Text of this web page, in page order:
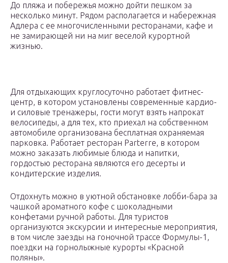
До пляжа и побережья можно дойти пешком за
несколько минут. Рядом располагается и набережная
Адлера с ее многочисленными ресторанами, кафе и
не замирающей ни на миг веселой курортной
жизнью.
Для отдыхающих круглосуточно работает фитнес-
центр, в котором установлены современные кардио-
и силовые тренажеры, гости могут взять напрокат
велосипеды, а для тех, кто приехал на собственном
автомобиле организована бесплатная охраняемая
парковка. Работает ресторан Parterre, в котором
можно заказать любимые блюда и напитки,
гордостью ресторана являются его десерты и
кондитерские изделия.
Отдохнуть можно в уютной обстановке лобби-бара за
чашкой ароматного кофе с шоколадными
конфетами ручной работы. Для туристов
организуются экскурсии и интересные мероприятия,
в том числе заезды на гоночной трассе Формулы-1,
поездки на горнолыжные курорты «Красной
поляны».